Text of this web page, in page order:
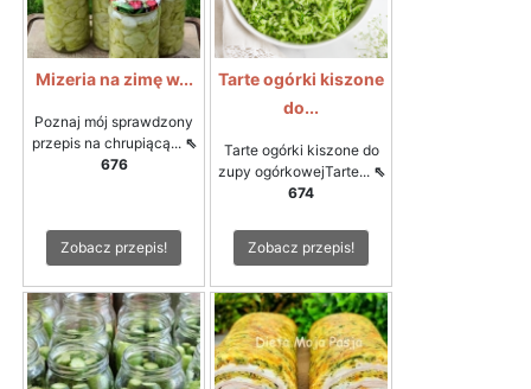
Mizeria na zimę w...
Poznaj mój sprawdzony
przepis na chrupiącą... ⇖
676
Zobacz przepis!
Tarte ogórki kiszone
do...
Tarte ogórki kiszone do
zupy ogórkowejTarte... ⇖
674
Zobacz przepis!